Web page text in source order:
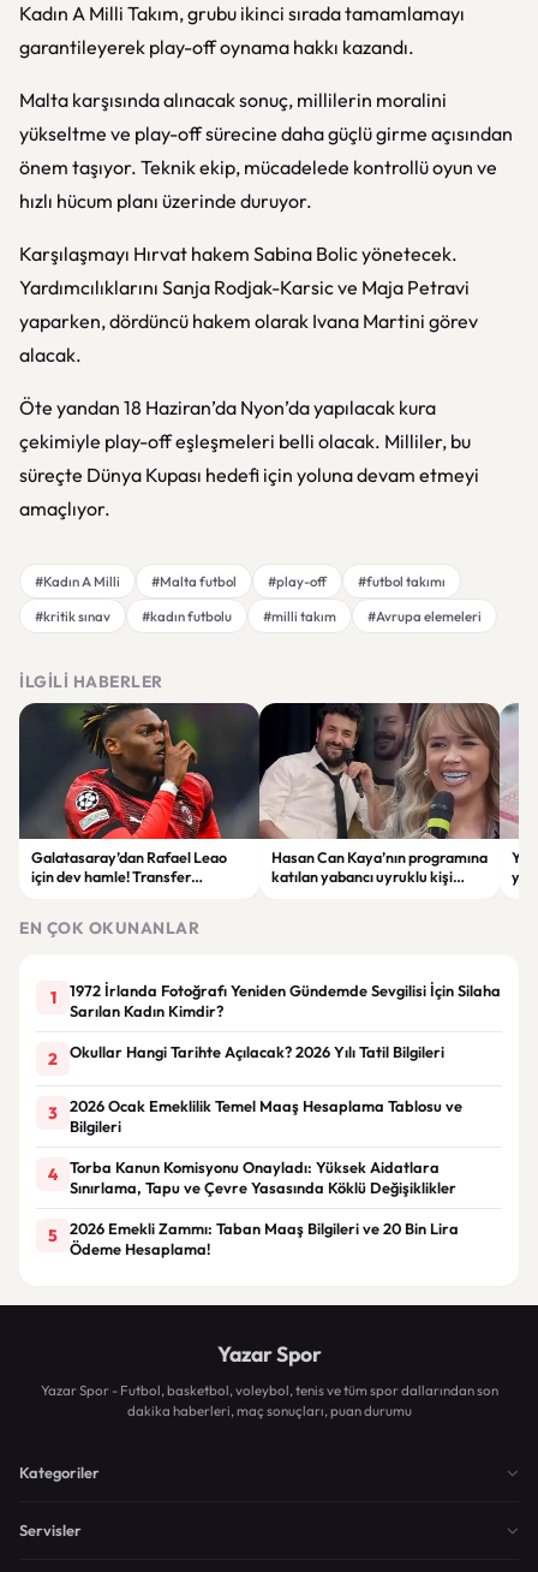
Kadın A Milli Takım, grubu ikinci sırada tamamlamayı
garantileyerek play-off oynama hakkı kazandı.
Malta karşısında alınacak sonuç, millilerin moralini
yükseltme ve play-off sürecine daha güçlü girme açısından
önem taşıyor. Teknik ekip, mücadelede kontrollü oyun ve
hızlı hücum planı üzerinde duruyor.
Karşılaşmayı Hırvat hakem Sabina Bolic yönetecek.
Yardımcılıklarını Sanja Rodjak-Karsic ve Maja Petravi
yaparken, dördüncü hakem olarak Ivana Martini görev
alacak.
Öte yandan 18 Haziran’da Nyon’da yapılacak kura
çekimiyle play-off eşleşmeleri belli olacak. Milliler, bu
süreçte Dünya Kupası hedefi için yoluna devam etmeyi
amaçlıyor.
#Kadın A Milli #Malta futbol #play-off
#futbol takımı
#kritik sınav
#kadın futbolu #milli takım #Avrupa elemeleri
İLGILI HABERLER
Galatasaray’dan Rafael Leao
için dev hamle! Transfer
Hasan Can Kaya’nın programına
katılan yabancı uyruklu kişi
EN ÇOK OKUNANLAR
1
1972 İrlanda Fotoğrafı Yeniden Gündemde Sevgilisi İçin Silaha
Sarılan Kadın Kimdir?
2 Okullar Hangi Tarihte Açılacak? 2026 Yılı Tatil Bilgileri
3
2026 Ocak Emeklilik Temel Maaş Hesaplama Tablosu ve
Bilgileri
4
Torba Kanun Komisyonu Onayladı: Yüksek Aidatlara
Sınırlama, Tapu ve Çevre Yasasında Köklü Değişiklikler
5
2026 Emekli Zammı: Taban Maaş Bilgileri ve 20 Bin Lira
Ödeme Hesaplama!
Yazar Spor
Yazar Spor - Futbol, basketbol, voleybol, tenis ve tüm spor dallarından son
dakika haberleri, maç sonuçları, puan durumu
Kategoriler
Servisler